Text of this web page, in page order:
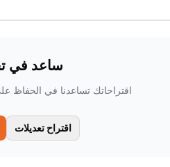
ساعد في
اقتراحاتك تساعدنا في الحفاظ
اقتراح تعديلات